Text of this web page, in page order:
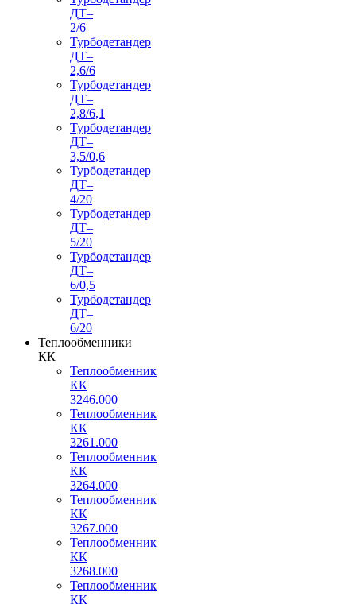
ДТ–
2/6
Турбодетандер
ДТ–
2,6/6
Турбодетандер
ДТ–
2,8/6,1
Турбодетандер
ДТ–
3,5/0,6
Турбодетандер
ДТ–
4/20
Турбодетандер
ДТ–
5/20
Турбодетандер
ДТ–
6/0,5
Турбодетандер
ДТ–
6/20
Теплообменники
КК
Теплообменник
КК
3246.000
Теплообменник
КК
3261.000
Теплообменник
КК
3264.000
Теплообменник
КК
3267.000
Теплообменник
КК
3268.000
Теплообменник
КК